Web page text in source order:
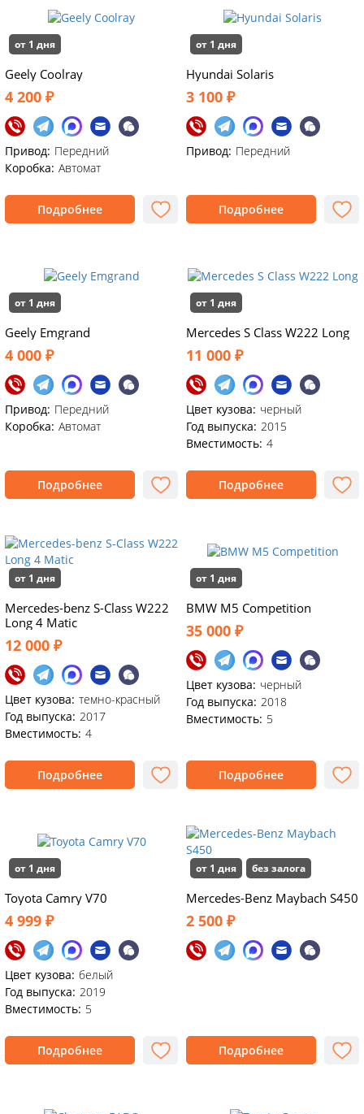
от 1 дня
Geely Coolray
4 200 ₽
Привод: Передний
Коробка: Автомат
Подробнее
от 1 дня
Hyundai Solaris
3 100 ₽
Привод: Передний
Подробнее
от 1 дня
Geely Emgrand
4 000 ₽
Привод: Передний
Коробка: Автомат
Подробнее
от 1 дня
Mercedes S Class W222 Long
11 000 ₽
Цвет кузова: черный
Год выпуска: 2015
Вместимость: 4
Подробнее
от 1 дня
Mercedes-benz S-Class W222
Long 4 Matic
12 000 ₽
Цвет кузова: темно-красный
Год выпуска: 2017
Вместимость: 4
Подробнее
от 1 дня
BMW M5 Competition
35 000 ₽
Цвет кузова: черный
Год выпуска: 2018
Вместимость: 5
Подробнее
от 1 дня
Toyota Camry V70
4 999 ₽
Цвет кузова: белый
Год выпуска: 2019
Вместимость: 5
Подробнее
от 1 дня без залога
Mercedes-Benz Maybach S450
2 500 ₽
Подробнее